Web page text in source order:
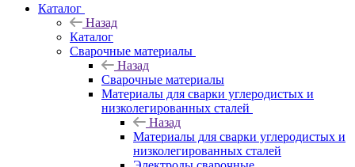
Каталог
Назад
Каталог
Сварочные материалы
Назад
Сварочные материалы
Материалы для сварки углеродистых и
низколегированных сталей
Назад
Материалы для сварки углеродистых и
низколегированных сталей